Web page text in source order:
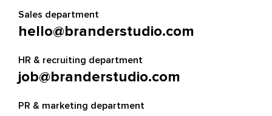
Sales department
hello@branderstudio.com
HR & recruiting department
job@branderstudio.com
PR & marketing department